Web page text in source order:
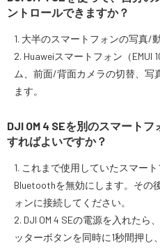
ントロールできますか？
1. 大半のスマートフォンの写真/
2. Huaweiスマートフォン（EMUI
ム、前面/背面カメラの切替、写
ます。
DJI OM 4 SEを別のスマート
すればよいですか？
1. これまで使用していたスマー
Bluetoothを無効にします。その
ォンに接続してください。
2. DJI OM 4 SEの電源を入れたら
ッターボタンを同時に1秒間押